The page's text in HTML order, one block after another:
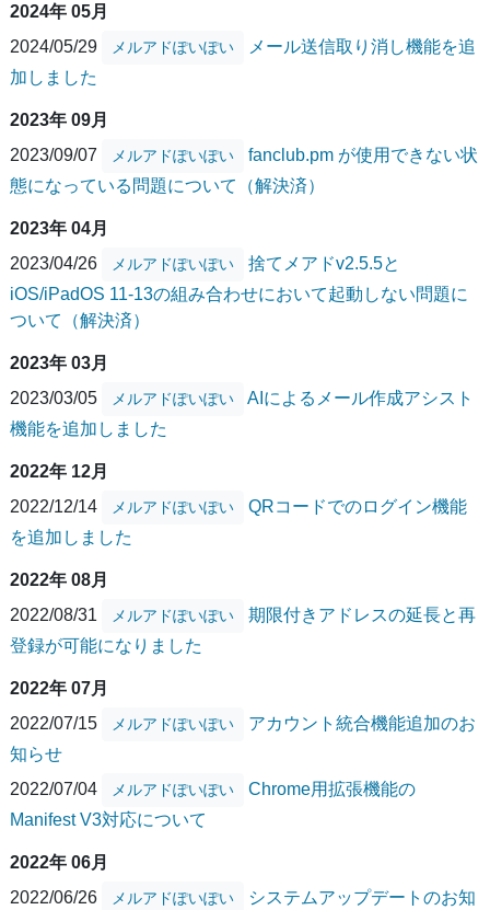
2024年 05月
2024/05/29
メルアドぽいぽい
メール送信取り消し機能を追
加しました
2023年 09月
2023/09/07
メルアドぽいぽい
fanclub.pm が使用できない状
態になっている問題について（解決済）
2023年 04月
2023/04/26
メルアドぽいぽい
捨てメアドv2.5.5と
iOS/iPadOS 11-13の組み合わせにおいて起動しない問題に
ついて（解決済）
2023年 03月
2023/03/05
メルアドぽいぽい
AIによるメール作成アシスト
機能を追加しました
2022年 12月
2022/12/14
メルアドぽいぽい
QRコードでのログイン機能
を追加しました
2022年 08月
2022/08/31
メルアドぽいぽい
期限付きアドレスの延長と再
登録が可能になりました
2022年 07月
2022/07/15
メルアドぽいぽい
アカウント統合機能追加のお
知らせ
2022/07/04
メルアドぽいぽい
Chrome用拡張機能の
Manifest V3対応について
2022年 06月
2022/06/26
メルアドぽいぽい システムアップデートのお知